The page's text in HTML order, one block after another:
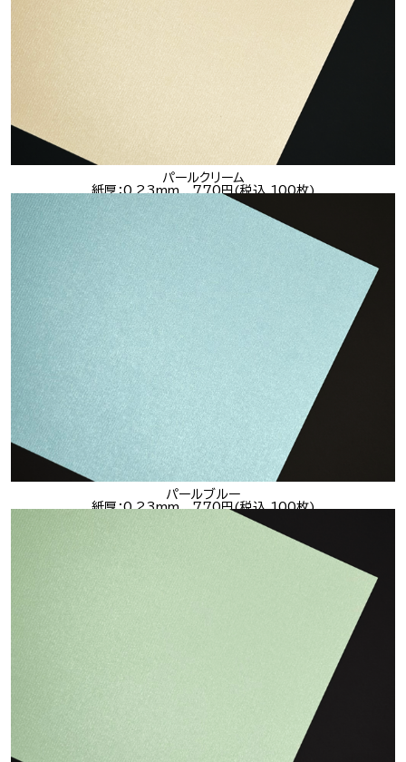
パールクリーム
紙厚：0.23mm 770円(税込 100枚)
パールブルー
紙厚：0.23mm 770円(税込 100枚)